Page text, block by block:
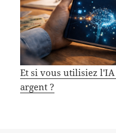
Et si vous utilisiez
argent ?